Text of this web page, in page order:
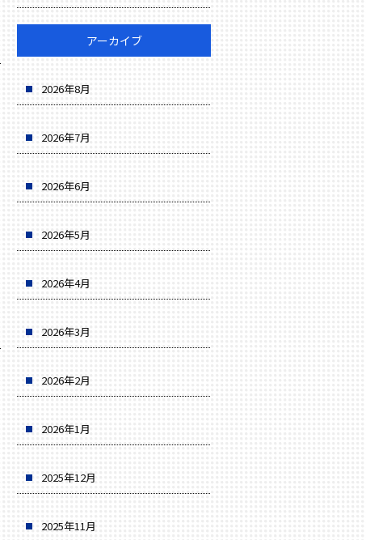
アーカイブ
2026年8月
2026年7月
2026年6月
2026年5月
2026年4月
2026年3月
2026年2月
2026年1月
2025年12月
2025年11月